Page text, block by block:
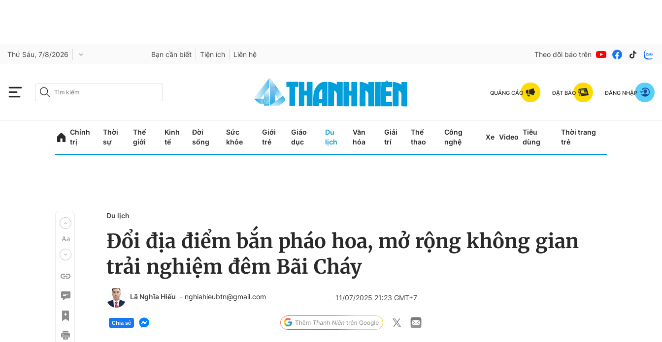
Thứ Sáu, 7/8/2026 Bạn cần biết Tiện ích Liên hệ Theo dõi báo trên
QUẢNG CÁO ĐẶT BÁO ĐĂNG NHẬP
Chính
trị
Thời
sự
Thế
giới
Kinh
tế
Đời
sống
Sức
khỏe
Giới
trẻ
Giáo
dục
Du
lịch
Văn
hóa
Giải
trí
Thể
thao
Công
nghệ
Xe Video
Tiêu
dùng
Thời trang
trẻ
Du lịch
Đổi địa điểm bắn pháo hoa, mở rộng không gian
trải nghiệm đêm Bãi Cháy
Lã Nghĩa Hiếu - nghiahieubtn@gmail.com 11/07/2025 21:23 GMT+7
Chia sẻ